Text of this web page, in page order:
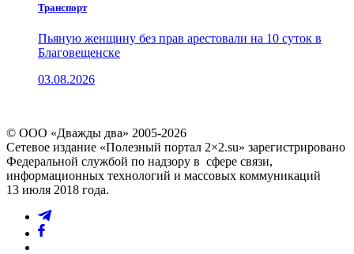
Транспорт
Пьяную женщину без прав арестовали на 10 суток в
Благовещенске
03.08.2026
© ООО «Дважды два» 2005-2026
Сетевое издание «Полезный портал 2×2.su» зарегистрировано
Федеральной службой по надзору в сфере связи,
информационных технологий и массовых коммуникаций
13 июля 2018 года.